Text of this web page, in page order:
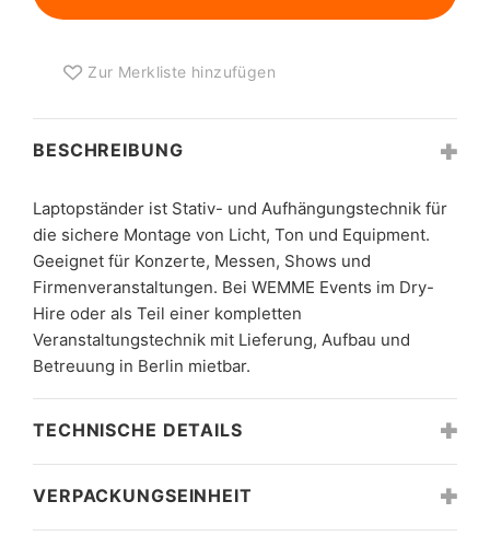
Zur Merkliste hinzufügen
BESCHREIBUNG
Laptopständer ist Stativ- und Aufhängungstechnik für
die sichere Montage von Licht, Ton und Equipment.
Geeignet für Konzerte, Messen, Shows und
Firmenveranstaltungen. Bei WEMME Events im Dry-
Hire oder als Teil einer kompletten
Veranstaltungstechnik mit Lieferung, Aufbau und
Betreuung in Berlin mietbar.
TECHNISCHE DETAILS
VERPACKUNGSEINHEIT